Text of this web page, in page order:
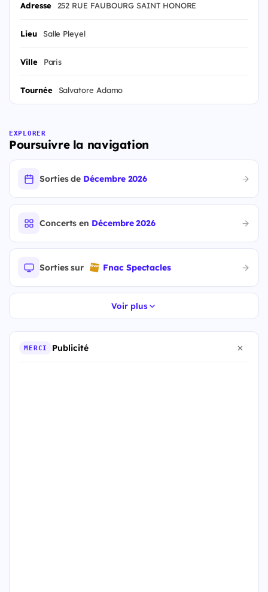
Adresse 252 RUE FAUBOURG SAINT HONORE
Lieu Salle Pleyel
Ville Paris
Tournée Salvatore Adamo
EXPLORER
Poursuivre la navigation
Sorties de Décembre 2026
Concerts en Décembre 2026
Sorties sur Fnac Spectacles
Voir plus
MERCI Publicité